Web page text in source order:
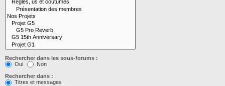
Rechercher dans les sous-forums :
Oui
Non
Rechercher dans :
Titres et messages